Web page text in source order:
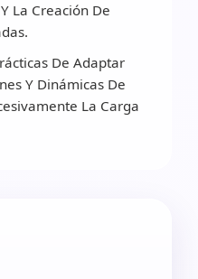
La Creación De
De Adaptar
Y Dinámicas De
La Carga